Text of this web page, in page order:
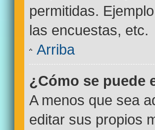
permitidas.
las encuestas, etc.
Arriba
¿Cómo se puede
A menos que sea
editar sus propios